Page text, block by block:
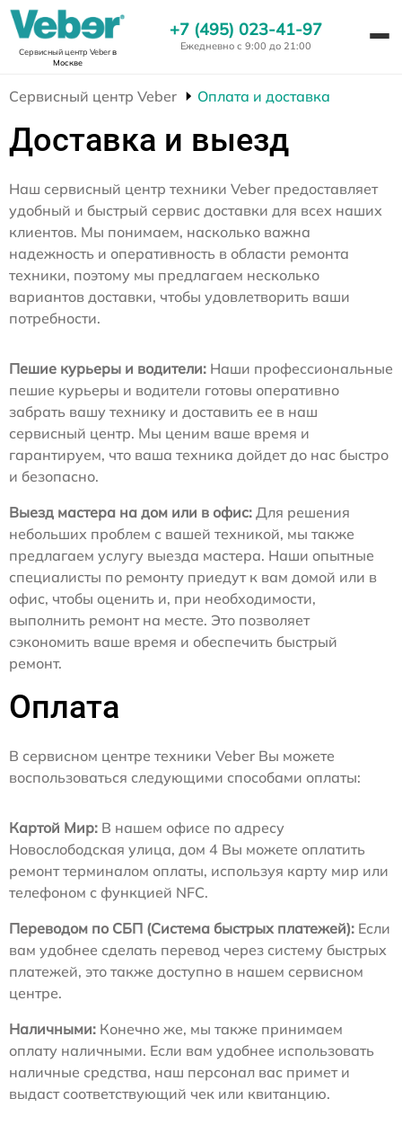
Сервисный центр Veberв
Москве
+7 (495) 023-41-97
Ежедневно с 9:00 до 21:00
Сервисный центр Veber Оплата и доставка
Доставка и выезд
Наш сервисный центр техники Veber предоставляет
удобный и быстрый сервис доставки для всех наших
клиентов. Мы понимаем, насколько важна
надежность и оперативность в области ремонта
техники, поэтому мы предлагаем несколько
вариантов доставки, чтобы удовлетворить ваши
потребности.
Пешие курьеры и водители: Наши профессиональные
пешие курьеры и водители готовы оперативно
забрать вашу технику и доставить ее в наш
сервисный центр. Мы ценим ваше время и
гарантируем, что ваша техника дойдет до нас быстро
и безопасно.
Выезд мастера на дом или в офис: Для решения
небольших проблем с вашей техникой, мы также
предлагаем услугу выезда мастера. Наши опытные
специалисты по ремонту приедут к вам домой или в
офис, чтобы оценить и, при необходимости,
выполнить ремонт на месте. Это позволяет
сэкономить ваше время и обеспечить быстрый
ремонт.
Оплата
В сервисном центре техники Veber Вы можете
воспользоваться следующими способами оплаты:
Картой Мир: В нашем офисе по адресу
Новослободская улица, дом 4 Вы можете оплатить
ремонт терминалом оплаты, используя карту мир или
телефоном с функцией NFC.
Переводом по СБП (Система быстрых платежей): Если
вам удобнее сделать перевод через систему быстрых
платежей, это также доступно в нашем сервисном
центре.
Наличными: Конечно же, мы также принимаем
оплату наличными. Если вам удобнее использовать
наличные средства, наш персонал вас примет и
выдаст соответствующий чек или квитанцию.